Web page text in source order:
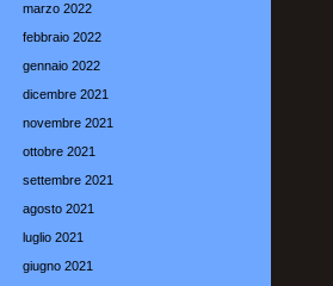
marzo 2022
febbraio 2022
gennaio 2022
dicembre 2021
novembre 2021
ottobre 2021
settembre 2021
agosto 2021
luglio 2021
giugno 2021